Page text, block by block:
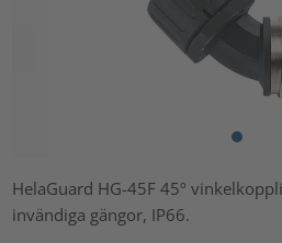
HelaGuard HG-45F 45º
invändiga gängor, IP66.